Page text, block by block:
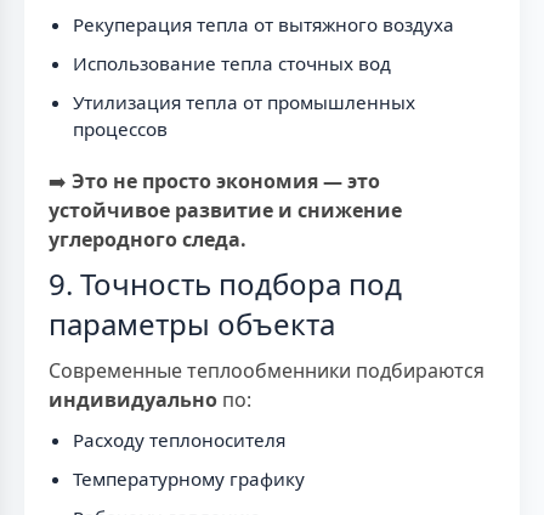
Рекуперация тепла от вытяжного воздуха
Использование тепла сточных вод
Утилизация тепла от промышленных
процессов
➡️ Это не просто экономия — это
устойчивое развитие и снижение
углеродного следа.
9. Точность подбора под
параметры объекта
Современные теплообменники подбираются
индивидуально по:
Расходу теплоносителя
Температурному графику